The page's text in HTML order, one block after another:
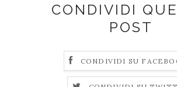
CONDIVIDI
POST
CONDIVIDI SU